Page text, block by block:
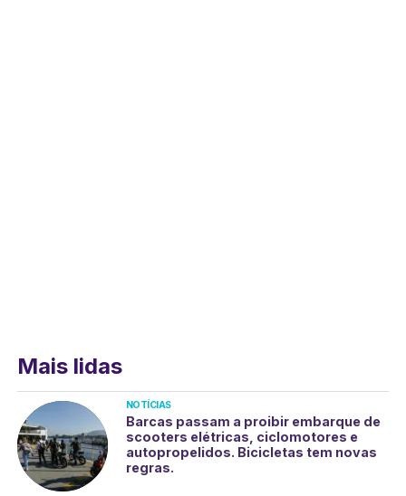
Mais lidas
NOTÍCIAS
Barcas passam a proibir embarque de
scooters elétricas, ciclomotores e
autopropelidos. Bicicletas tem novas
regras.